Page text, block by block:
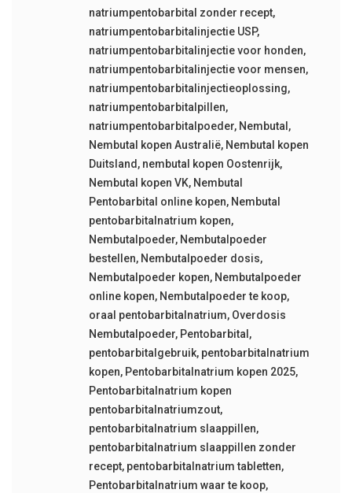
natriumpentobarbital zonder recept,
natriumpentobarbitalinjectie USP,
natriumpentobarbitalinjectie voor honden,
natriumpentobarbitalinjectie voor mensen,
natriumpentobarbitalinjectieoplossing,
natriumpentobarbitalpillen,
natriumpentobarbitalpoeder, Nembutal ,
Nembutal kopen Australië, Nembutal kopen
Duitsland , nembutal kopen Oostenrijk,
Nembutal kopen VK, Nembutal
Pentobarbital online kopen, Nembutal
pentobarbitalnatrium kopen,
Nembutalpoeder, Nembutalpoeder
bestellen, Nembutalpoeder dosis,
Nembutalpoeder kopen, Nembutalpoeder
online kopen, Nembutalpoeder te koop,
oraal pentobarbitalnatrium, Overdosis
Nembutalpoeder, Pentobarbital ,
pentobarbitalgebruik, pentobarbitalnatrium
kopen, Pentobarbitalnatrium kopen 2025,
Pentobarbitalnatrium kopen
pentobarbitalnatriumzout,
pentobarbitalnatrium slaappillen,
pentobarbitalnatrium slaappillen zonder
recept, pentobarbitalnatrium tabletten,
Pentobarbitalnatrium waar te koop,